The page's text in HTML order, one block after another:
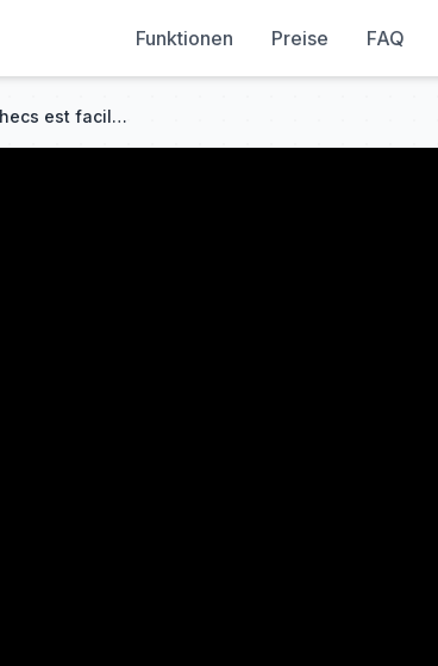
Funktionen Preise FAQ
Battre n'importe qui aux échecs est facile si tu apprends ÇA